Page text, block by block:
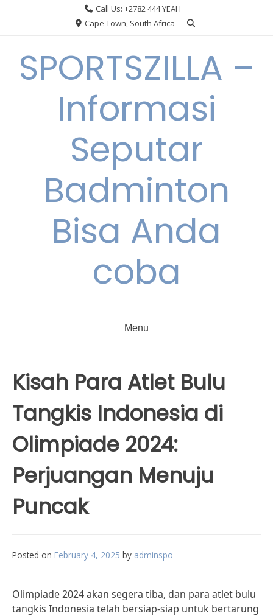
Call Us: +2782 444 YEAH
Cape Town, South Africa
SPORTSZILLA –
Informasi
Seputar
Badminton
Bisa Anda
coba
Menu
Kisah Para Atlet Bulu
Tangkis Indonesia di
Olimpiade 2024:
Perjuangan Menuju
Puncak
Posted on February 4, 2025 by adminspo
Olimpiade 2024 akan segera tiba, dan para atlet bulu
tangkis Indonesia telah bersiap-siap untuk bertarung